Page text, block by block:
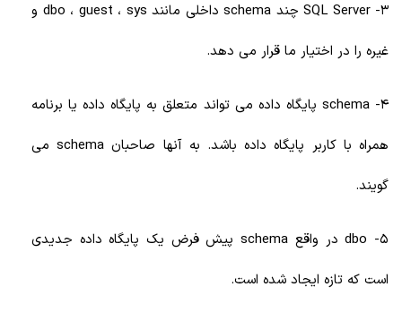
3- SQL Server چند schema داخلی مانند dbo ، guest ، sys و
غیره را در اختیار ما قرار می دهد.
4- schema پایگاه داده می تواند متعلق به پایگاه داده یا برنامه
همراه با کاربر پایگاه داده باشد. به آنها صاحبان schema می
گویند.
5- dbo در واقع schema پیش فرض یک پایگاه داده جدیدی
است که تازه ایجاد شده است.